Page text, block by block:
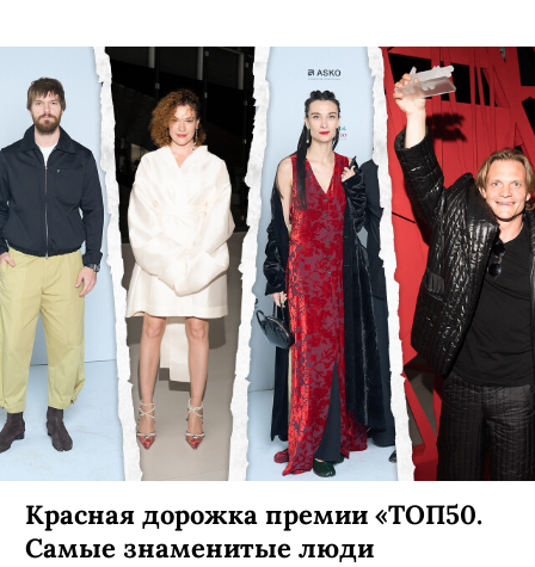
Красная дорожка премии «ТОП50.
Самые знаменитые люди